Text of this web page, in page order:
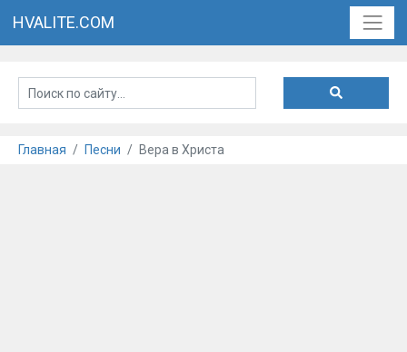
HVALITE.COM
Главная Песни Вера в Христа